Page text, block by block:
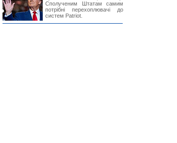
Сполученим Штатам самим
потрібні перехоплювачі до
систем Patriot.